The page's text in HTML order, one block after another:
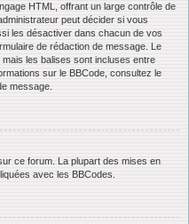
HTML, offrant un large contrôle de
peut décider si vous
les désactiver dans chacun de vos
de rédaction de message. Le
les balises sont incluses entre
sur le BBCode, consultez le
message.
ce forum. La plupart des mises en
avec les BBCodes.